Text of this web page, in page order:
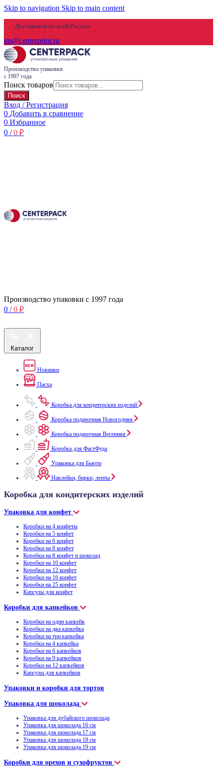
Skip to navigation Skip to main content
Доставляем по всей России
im@centerprint.ru
Производство упаковки
с 1997 года
Поиск товаров
Поиск
Вход / Регистрация
0 Добавить в сравнение
0 Избранное
0 / 0 ₽
Производство упаковки с 1997 года
0 / 0 ₽
Каталог
Новинки
Пасха
Коробка для кондитерских изделий
Коробка подарочная Новогодняя
Коробка подарочная Весенняя
Коробка для ФастФуда
Упаковка для Бьюти
Наклейки, бирки, ленты
Коробка для кондитерских изделий
Упаковка для конфет
Коробки на 4 конфеты
Коробки на 5 конфет
Коробки на 6 конфет
Коробки на 8 конфет
Коробки на 8 конфет и шоколад
Коробки на 10 конфет
Коробки на 12 конфет
Коробки на 16 конфет
Коробки на 25 конфет
Капсулы для конфет
Коробки для капкейков
Коробки на один капкейк
Коробки на два капкейка
Коробки на три капкейка
Коробки на 4 капкейка
Коробки на 6 капкейков
Коробки на 9 капкейков
Коробки на 12 капкейков
Капсулы для капкейков
Упаковки и коробки для тортов
Упаковка для шоколада
Упаковка для дубайского шоколада
Упаковка для шоколада 16 см
Упаковка для шоколада 17 см
Упаковка для шоколада 18 см
Упаковка для шоколада 19 см
Коробки для орехов и сухофруктов